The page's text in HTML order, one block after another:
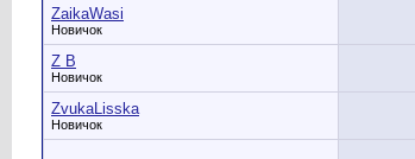
ZaikaWasi
Новичок
Z B
Новичок
ZvukaLisska
Новичок